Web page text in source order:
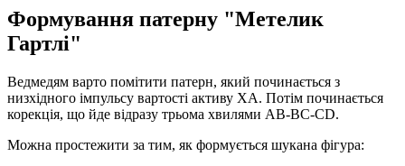
Формування патерну "Метелик
Гартлі"
Ведмедям варто помітити патерн, який починається з
низхідного імпульсу вартості активу XA. Потім починається
корекція, що йде відразу трьома хвилями AB-BC-CD.
Можна простежити за тим, як формується шукана фігура: